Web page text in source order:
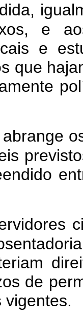
e
e
que
abrange
de
vigentes.